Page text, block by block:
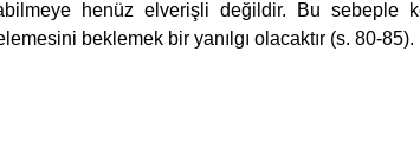
henüz elverişli değildir. Bu sebeple
beklemek bir yanılgı olacaktır (s. 80-85).